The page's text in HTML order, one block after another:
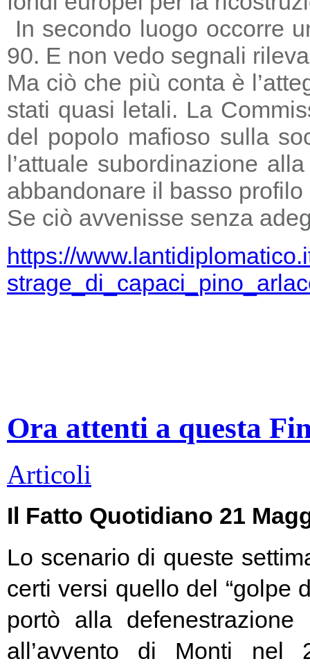
In secondo luogo occorre
90. E non vedo segnali
Ma ciò che più conta è
stati quasi letali. La
del popolo mafioso sulla
l’attuale subordinazione
abbandonare il basso
Se ciò avvenisse senza
https://
Ora attenti a questa
Articoli
Il Fatto Quotidiano 21
Lo scenario di queste
certi versi quello del “golpe
portò alla
all’avvento di Monti nel